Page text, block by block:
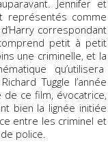
Jennifer et
représentés comme
correspondant
petit à petit
une criminelle, et la
qu’utilisera
Tuggle l’année
de ce film, évocatrice,
bien la lignée initiée
entre les criminel et
police.